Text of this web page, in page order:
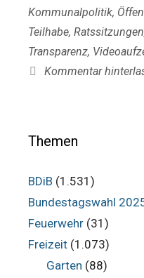
Kommunalpolitik,
Teilhabe, Ratssitzungen
Transparenz,
Kommentar
Themen
BDiB (1.531)
Bundestagswahl
Feuerwehr (31)
Freizeit (1.073)
Garten (88)